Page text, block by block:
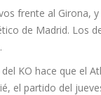
frente al Girona,
de Madrid. Los
KO hace que el
el partido del